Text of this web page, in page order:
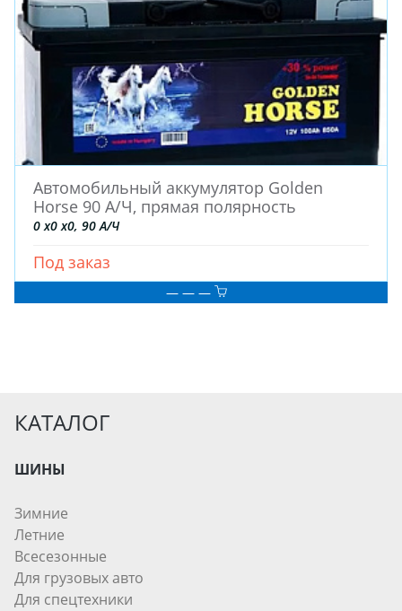
ЗИМНИЕ
ЛЕТНИЕ
ВСЕСЕЗОННЫЕ
ДЛЯ ГРУЗОВЫХ АВТО
ДЛЯ ГРУЗОВЫХ АВТО
Автомобильный аккумулятор Golden
Horse 90 А/Ч, прямая полярность
0 x0 x0, 90 А/Ч
Под заказ
— — —
КАТАЛОГ
ШИНЫ
Зимние
Летние
Всесезонные
Для грузовых авто
Для спецтехники